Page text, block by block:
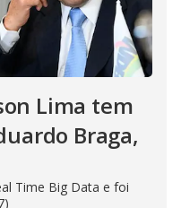
Lima tem
Braga,
Time Big Data e foi